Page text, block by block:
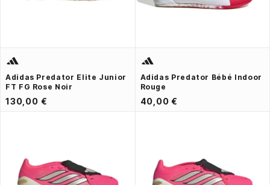
Adidas Predator Elite Junior
FT FG Rose Noir
130,00 €
Adidas Predator Bébé Indoor
Rouge
40,00 €